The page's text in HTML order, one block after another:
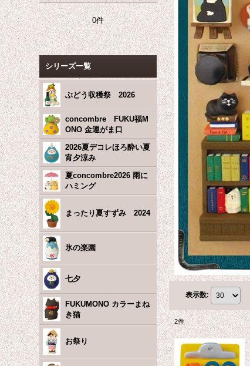
0件
シリーズ一覧
ぶどう収穫祭 2026
concombre FUKU福M
ONO 金運がま口
2026夏デコレほろ酔い夏
宵夕涼み
夏concombre2026 雨に
ハミング
まったり夏すずみ 2024
氷の楽園
七夕
FUKUMONO カラーまね
き猫
お祭り
表示数:
2件